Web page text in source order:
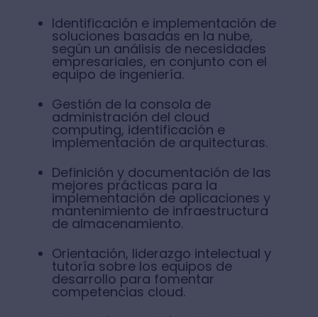
Identificación e implementación de
soluciones basadas en la nube,
según un análisis de necesidades
empresariales, en conjunto con el
equipo de ingeniería.
Gestión de la consola de
administración del cloud
computing, identificación e
implementación de arquitecturas.
Definición y documentación de las
mejores prácticas para la
implementación de aplicaciones y
mantenimiento de infraestructura
de almacenamiento.
Orientación, liderazgo intelectual y
tutoría sobre los equipos de
desarrollo para fomentar
competencias cloud.